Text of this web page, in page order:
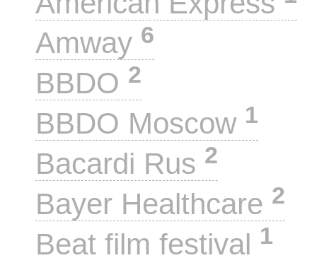
Amway 6
BBDO 2
BBDO Moscow 1
Bacardi Rus 2
Bayer Healthcare 2
Beat film festival 1